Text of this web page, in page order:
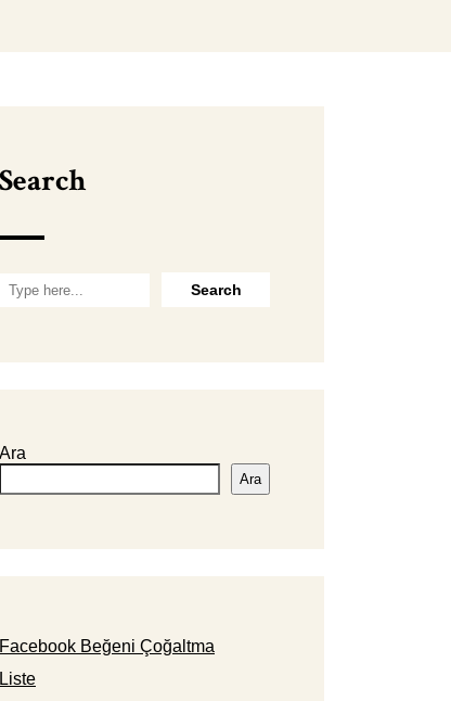
Search
Ara
Ara
Facebook Beğeni Çoğaltma
Liste